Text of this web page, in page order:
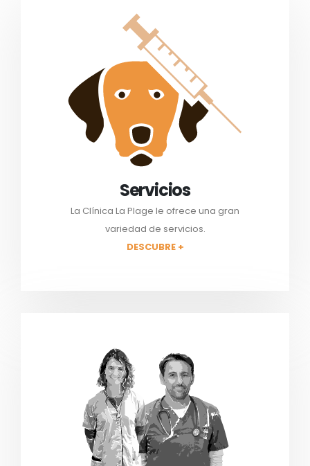
Servicios
La Clínica La Plage le ofrece una gran
variedad de servicios.
DESCUBRE +